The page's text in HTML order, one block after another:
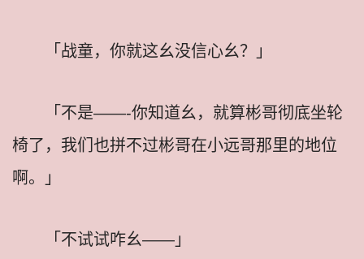
「战童，你就这幺没信心幺？」
「不是——-你知道幺，就算彬哥彻底坐轮
椅了，我们也拼不过彬哥在小远哥那里的地位
啊。」
「不试试咋幺——」